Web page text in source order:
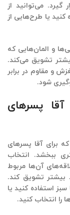
می‌توانید از
یا طرح‌هایی از
و المان‌هایی که
تشویق می‌کند.
و مقاوم در برابر
شود.
پسرهای
برای آقا پسرهای
ببخشد. انتخاب
آن‌ها مربوط
بیشتر تشویق کند.
استفاده کنید یا
را انتخاب کنید.